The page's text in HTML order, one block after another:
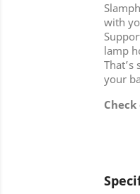
with
lamp
That’s
your